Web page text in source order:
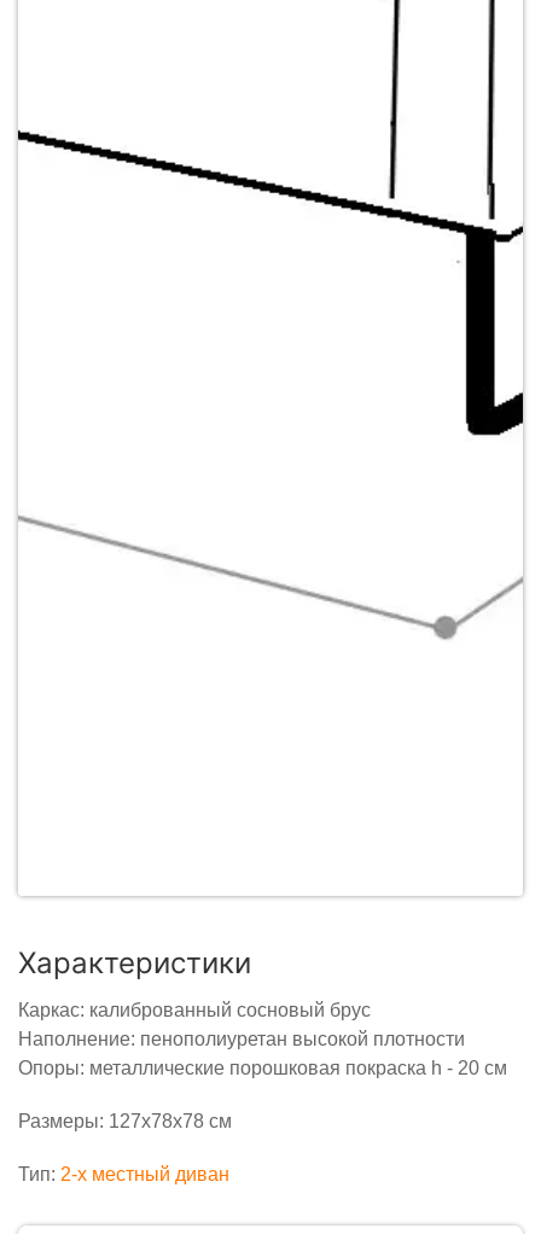
Характеристики
Каркас: калиброванный сосновый брус
Наполнение: пенополиуретан высокой плотности
Опоры: металлические порошковая покраска h - 20 см
Размеры: 127x78x78 см
Тип: 2-x местный диван